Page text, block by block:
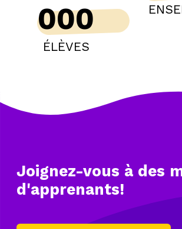
000
ÉLÈVES
Joignez-vous à des
d'apprenants!